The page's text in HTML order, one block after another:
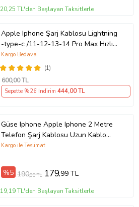
20,25 TL'den Başlayan Taksitlerle
Apple Iphone Şarj Kablosu Lightning
-type-c /11-12-13-14 Pro Max Hızlı
Şarj Uyumlu Kablo ( Türkiye
Garantili)...
(1)
Kargo Bedava
600,00 TL
Sepette %26 İndirim 444,00 TL
Güse Iphone Apple Iphone 2 Metre
Telefon Şarj Kablosu Uzun Kablo
Şarj Kablo
Kargo ile Teslimat
%5 190,00 TL 179,99 TL
19,19 TL'den Başlayan Taksitlerle